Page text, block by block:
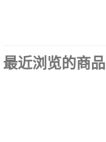
最近浏览的商品